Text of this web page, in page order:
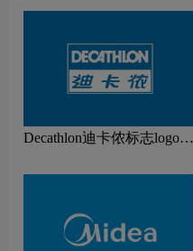
Decathlon迪卡侬标志logo图